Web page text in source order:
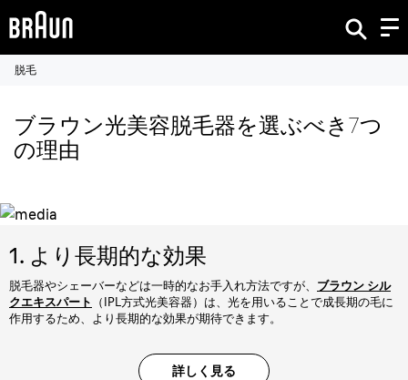
脱毛
ブラウン光美容脱毛器を選ぶべき7つ
の理由
1. より長期的な効果
脱毛器やシェーバーなどは一時的なお手入れ方法ですが、 ブラウン シル
クエキスパート
（IPL方式光美容器）は、光を用いることで成長期の毛に
作用するため、より長期的な効果が期待できます。
詳しく見る